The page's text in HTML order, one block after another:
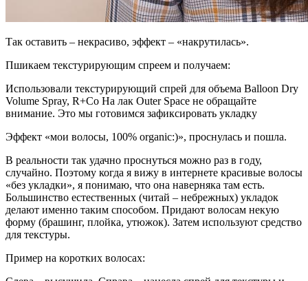
Так оставить – некрасиво, эффект – «накрутилась».
Пшикаем текстурирующим спреем и получаем:
Использовали текстурирующий спрей для объема Balloon Dry
Volume Spray, R+Co На лак Outer Space не обращайте
внимание. Это мы готовимся зафиксировать укладку
Эффект «мои волосы, 100% organic:)», проснулась и пошла.
В реальности так удачно проснуться можно раз в году,
случайно. Поэтому когда я вижу в интернете красивые волосы
«без укладки», я понимаю, что она наверняка там есть.
Большинство естественных (читай – небрежных) укладок
делают именно таким способом. Придают волосам некую
форму (брашинг, плойка, утюжок). Затем используют средство
для текстуры.
Пример на коротких волосах: